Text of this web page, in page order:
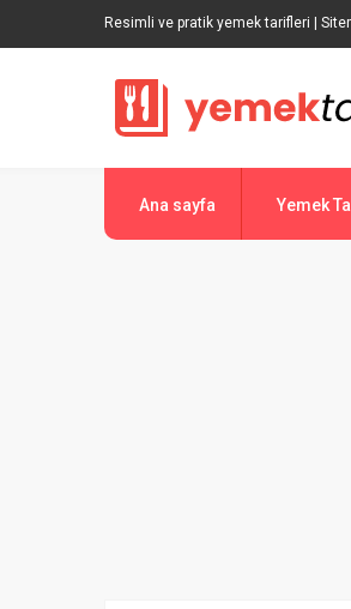
Resimli ve pratik yemek tarifleri |
Ana sayfa Yemek